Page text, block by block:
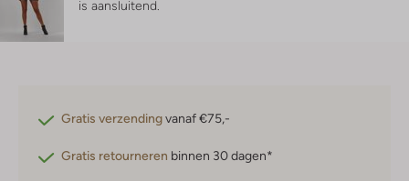
is aansluitend
Gratis verzendingvanaf €75,-
Gratis retourneren binnen 30 dagen*